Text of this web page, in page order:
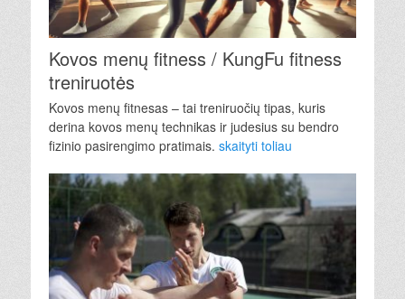
Kovos menų fitness / KungFu fitness
treniruotės
Kovos menų fitnesas – tai treniruočių tipas, kuris
derina kovos menų technikas ir judesius su bendro
fizinio pasirengimo pratimais. skaityti toliau